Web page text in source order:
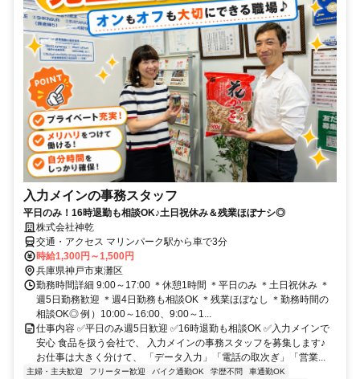
入力メインの事務スタッフ
平日のみ！16時退勤も相談OK♪土日祝休み＆残業ほぼナシ◎
株式会社神乾
交通・アクセス マリンパーク駅から車で3分
時給1,300円～1,500円
兵庫県神戸市東灘区
勤務時間詳細 9:00～17:00 ＊休憩1時間 ＊平日のみ ＊土日祝休み ＊
週5日勤務歓迎 ＊週4日勤務も相談OK ＊残業ほぼなし ＊勤務時間の
相談OK◎ 例）10:00～16:00、9:00～1...
仕事内容 ✅平日のみ週5日歓迎 ✅16時退勤も相談OK ✅入力メインで
安心 食品を扱う会社で、 入力メインの事務スタッフを募集します♪
お仕事は大きく分けて、 「データ入力」「電話の取次ぎ」「営業...
主婦・主夫歓迎 フリーター歓迎 バイク通勤OK 学歴不問
車通勤OK